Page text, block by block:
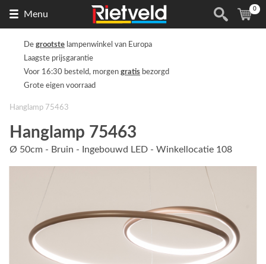
Menu
de
(
0
De grootste lampenwinkel van Europa
Laagste prijsgarantie
Voor 16:30 besteld, morgen gratis bezorgd
Grote eigen voorraad
Hanglamp 75463
Hanglamp 75463
Ø 50cm - Bruin - Ingebouwd LED - Winkellocatie 108